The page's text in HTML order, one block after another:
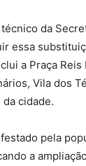
da
essa
a Praça
Vila dos
cidade.
pela
a